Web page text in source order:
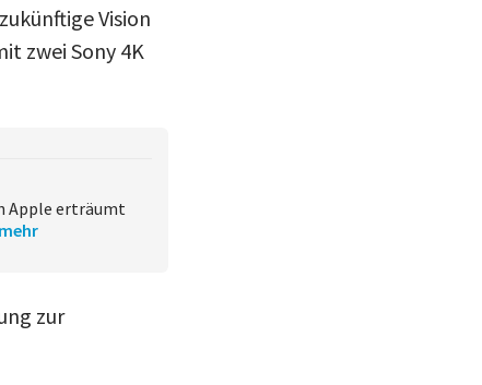
Vision
zwei Sony 4K
Apple erträumt
mehr
zur